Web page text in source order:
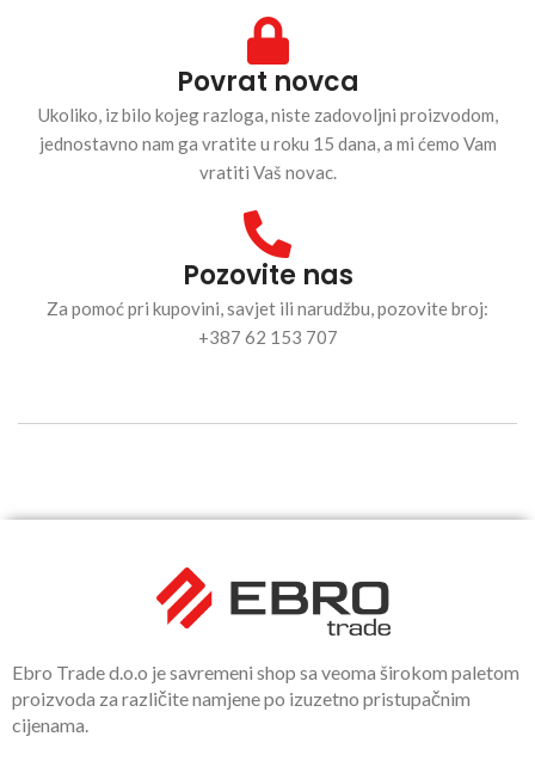
Povrat novca
Ukoliko, iz bilo kojeg razloga, niste zadovoljni proizvodom,
jednostavno nam ga vratite u roku 15 dana, a mi ćemo Vam
vratiti Vaš novac.
Pozovite nas
Za pomoć pri kupovini, savjet ili narudžbu, pozovite broj:
+387 62 153 707
Ebro Trade d.o.o je savremeni shop sa veoma širokom paletom
proizvoda za različite namjene po izuzetno pristupačnim
cijenama.